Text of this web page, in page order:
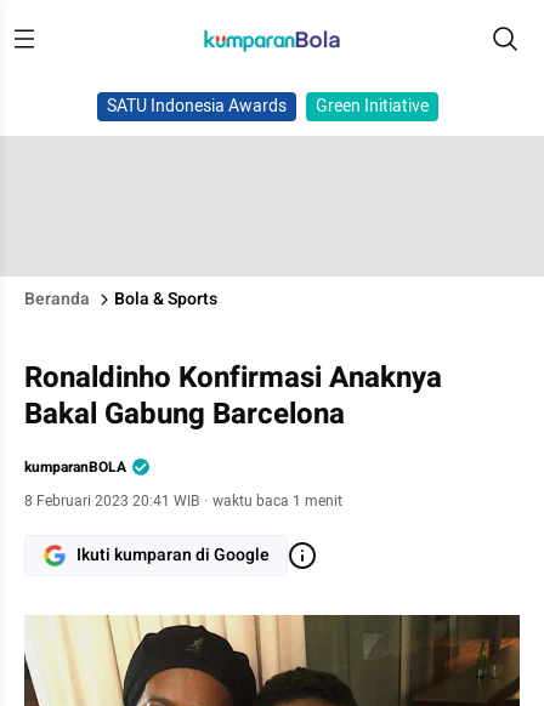
SATU Indonesia Awards Green Initiative
Beranda Bola & Sports
Ronaldinho Konfirmasi Anaknya
Bakal Gabung Barcelona
kumparanBOLA
8 Februari 2023 20:41 WIB · waktu baca 1 menit
Ikuti kumparan di Google